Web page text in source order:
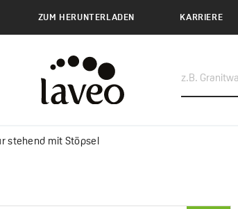
ZUM HERUNTERLADEN KARRIERE
stehend mit Stöpsel